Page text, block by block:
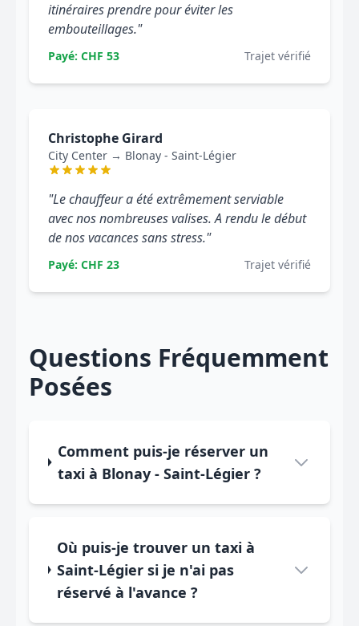
itinéraires prendre pour éviter les
embouteillages."
Payé: CHF 53 Trajet vérifié
Christophe Girard
City Center → Blonay - Saint-Légier
"Le chauffeur a été extrêmement serviable
avec nos nombreuses valises. A rendu le début
de nos vacances sans stress."
Payé: CHF 23 Trajet vérifié
Questions Fréquemment
Posées
Comment puis-je réserver un
taxi à Blonay - Saint-Légier ?
Où puis-je trouver un taxi à
Saint-Légier si je n'ai pas
réservé à l'avance ?